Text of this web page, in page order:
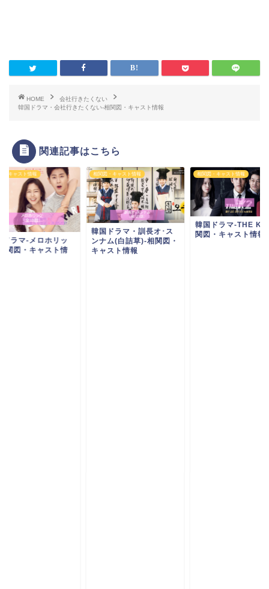
HOME
会社行きたくない
韓国ドラマ・会社行きたくない-相関図・キャスト情報
関連記事はこちら
・キャスト情報
ドラマ-メロホリッ
関図・キャスト情
相関図・キャスト情報
韓国ドラマ・訓長オ･ス
ンナム(白詰草)-相関図・
キャスト情報
相関図・キャスト情報
韓国ドラマ-THE
関図・キャスト情報